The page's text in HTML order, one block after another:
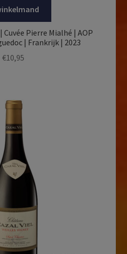
Cuvée Pierre Mialhé | AOP
| Frankrijk | 2023
€10,95